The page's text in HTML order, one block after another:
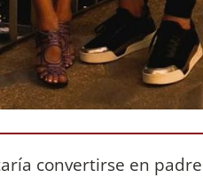
convertirse en